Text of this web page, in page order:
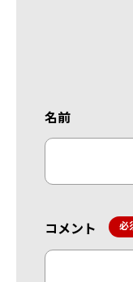
名前
コメント *